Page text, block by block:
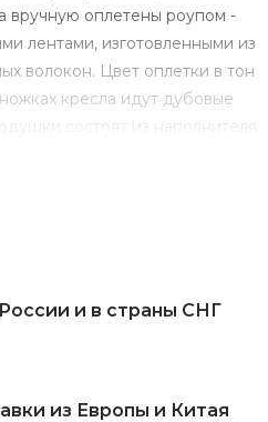
вручную оплетены роупом -
лентами, изготовленными из
волокон. Цвет оплетки в тон
кресла идут дубовые
состоят из наполнителя
и в страны СНГ
из Европы и Китая